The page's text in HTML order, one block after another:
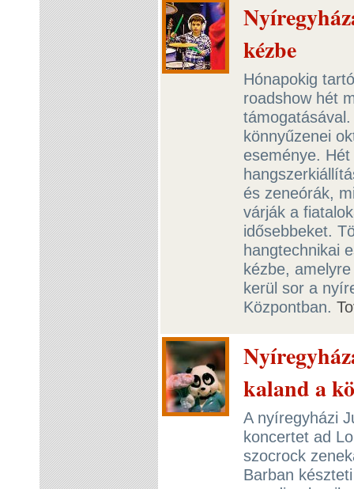
kézbe
Hónapokig
roadshow hét
könnyűzenei
eseménye.
és zeneórák,
várják a
idősebbeket.
hangtechnikai
kézbe,
kerül sor a
Központban.
kaland a
A nyíregyházi
koncertet ad
szocrock
Barban